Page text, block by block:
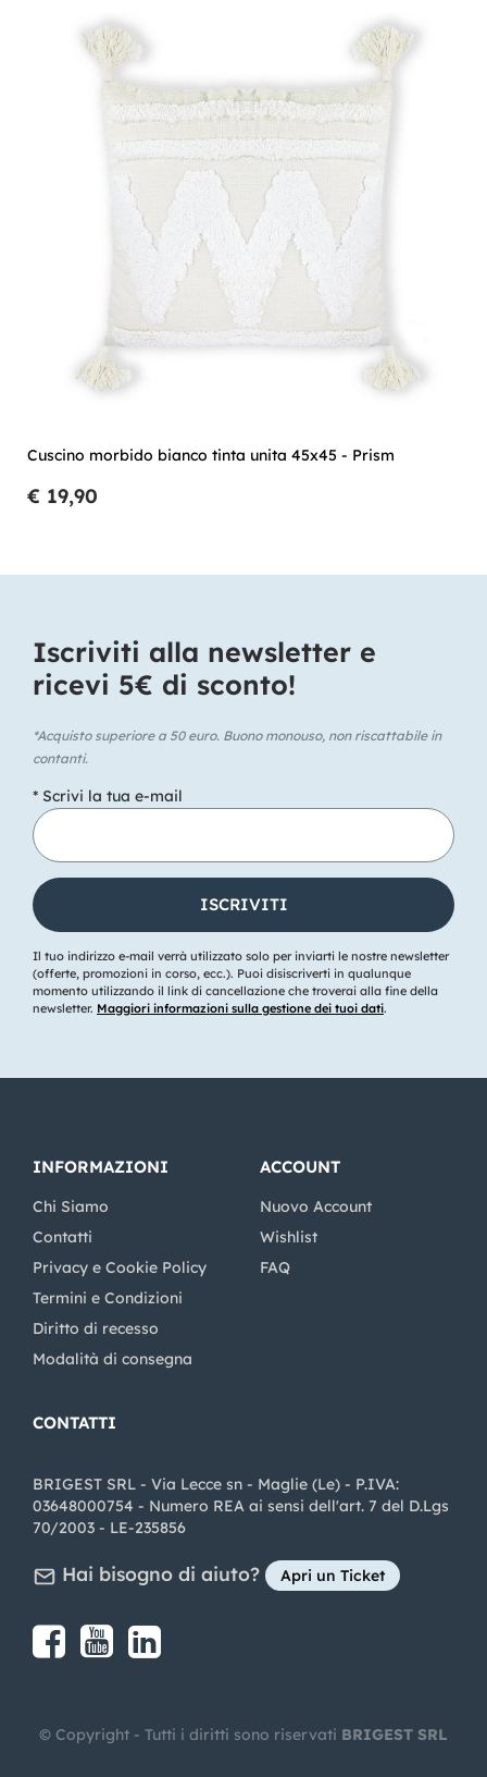
Cuscino morbido bianco tinta unita 45x45 - Prism
€ 19,90
Iscriviti alla newsletter e
ricevi 5€ di sconto!​
*Acquisto superiore a 50 euro. Buono monouso, non riscattabile in
contanti.
* Scrivi la tua e-mail
Il tuo indirizzo e-mail verrà utilizzato solo per inviarti le nostre newsletter
(offerte, promozioni in corso, ecc.). Puoi disiscriverti in qualunque
momento utilizzando il link di cancellazione che troverai alla fine della
newsletter. Maggiori informazioni sulla gestione dei tuoi dati.
INFORMAZIONI
Chi Siamo
Contatti
Privacy e Cookie Policy
Termini e Condizioni
Diritto di recesso
Modalità di consegna
ACCOUNT
Nuovo Account
Wishlist
FAQ
CONTATTI
BRIGEST SRL - Via Lecce sn - Maglie (Le) - P.IVA:
03648000754 - Numero REA ai sensi dell'art. 7 del D.Lgs
70/2003 - LE-235856
Hai bisogno di aiuto? Apri un Ticket
Share on Facebook
Share on youtube
© Copyright - Tutti i diritti sono riservati BRIGEST SRL